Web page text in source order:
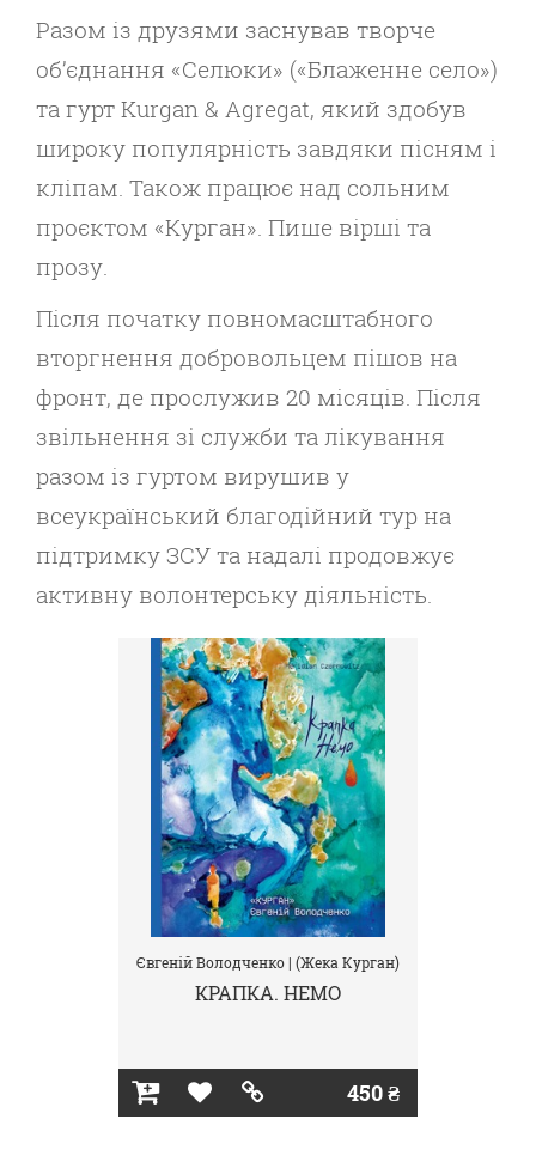
Разом із друзями заснував творче
об’єднання «Селюки» («Блаженне село»)
та гурт Kurgan & Agregat, який здобув
широку популярність завдяки пісням і
кліпам. Також працює над сольним
проєктом «Курган». Пише вірші та
прозу.
Після початку повномасштабного
вторгнення добровольцем пішов на
фронт, де прослужив 20 місяців. Після
звільнення зі служби та лікування
разом із гуртом вирушив у
всеукраїнський благодійний тур на
підтримку ЗСУ та надалі продовжує
активну волонтерську діяльність.
Євгеній Володченко | (Жека Курган)
КРАПКА. НЕМО
450 ₴